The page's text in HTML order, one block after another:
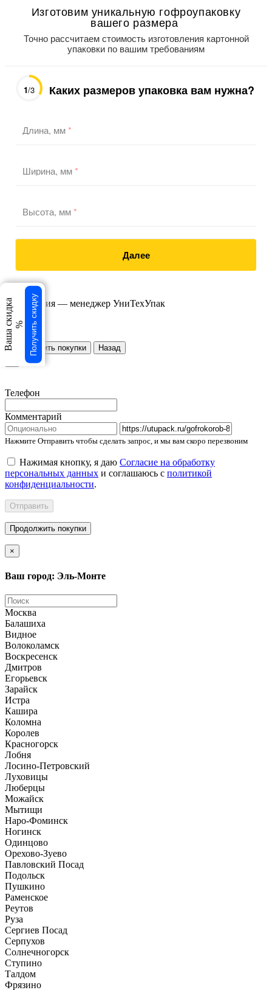
Изготовим уникальную гофроупаковку
вашего размера
Точно рассчитаем стоимость изготовления картонной
упаковки по вашим требованиям
1/3 Каких размеров упаковка вам нужна?
Длина, мм*
Ширина, мм*
Высота, мм*
Далее
×
Продолжить покупки
Назад
Телефон
Комментарий
Нажмите Отправить чтобы сделать запрос, и мы вам скоро перезвоним
Нажимая кнопку, я даю Согласие на обработку
персональных данных и соглашаюсь с политикой
конфиденциальности.
Отправить
Продолжить покупки
Ваша скидка % Получить скидку
×
Ваш город: Эль-Монте
Москва
Балашиха
Видное
Волоколамск
Воскресенск
Дмитров
Егорьевск
Зарайск
Истра
Кашира
Коломна
Королев
Красногорск
Лобня
Лосино-Петровский
Луховицы
Люберцы
Можайск
Мытищи
Наро-Фоминск
Ногинск
Одинцово
Орехово-Зуево
Павловский Посад
Подольск
Пушкино
Раменское
Реутов
Руза
Сергиев Посад
Серпухов
Солнечногорск
Ступино
Талдом
Фрязино